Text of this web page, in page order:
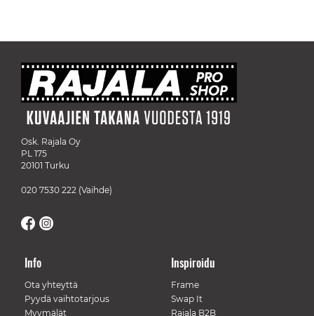
Osk. Rajala Oy
PL 175
20101 Turku
020 7530 222 (Vaihde)
Info
Ota yhteyttä
Pyydä vaihtotarjous
Myymälät
Inspiroidu
Frame
Swap It
Rajala B2B